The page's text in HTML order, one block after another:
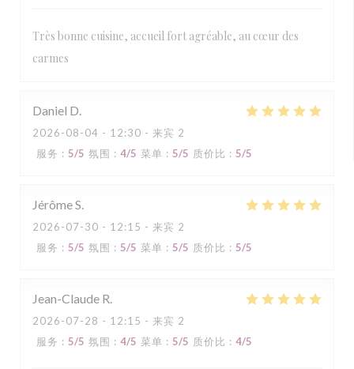
Très bonne cuisine, accueil fort agréable, au cœur des
carmes
Daniel D
2026-08-04 - 12:30 - 来宾 2
服务 : 5/5 氛围 : 4/5 菜单 : 5/5 质价比 : 5/5
JérômeS
2026-07-30 - 12:15 - 来宾 2
服务 : 5/5 氛围 : 5/5 菜单 : 5/5 质价比 : 5/5
Jean-Claude R
2026-07-28 - 12:15 - 来宾 2
服务 : 5/5 氛围 : 4/5 菜单 : 5/5 质价比 : 4/5